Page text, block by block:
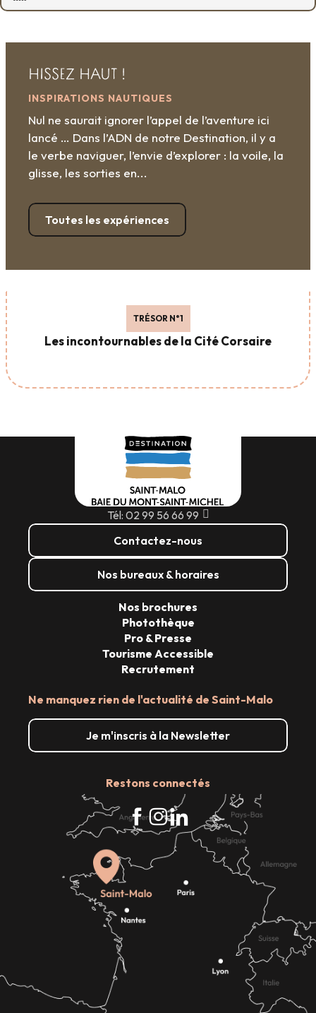
HISSEZ HAUT !
INSPIRATIONS NAUTIQUES
Nul ne saurait ignorer l’appel de l’aventure ici
lancé … Dans l’ADN de notre Destination, il y a
le verbe naviguer, l’envie d’explorer : la voile, la
glisse, les sorties en...
Toutes les expériences
TRÉSOR N°1
Les incontournables de la Cité Corsaire
Tél: 02 99 56 66 99
Contactez-nous
Nos bureaux & horaires
Ne manquez rien de l'actualité de Saint-Malo
Je m'inscris à la Newsletter
Restons connectés
Nos brochures
Photothèque
Pro & Presse
Tourisme Accessible
Recrutement